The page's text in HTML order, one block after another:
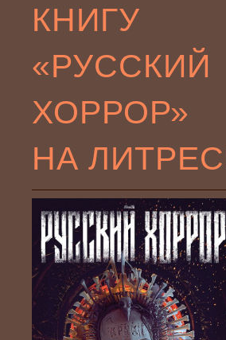
КНИГУ
«РУССКИЙ
ХОРРОР»
НА